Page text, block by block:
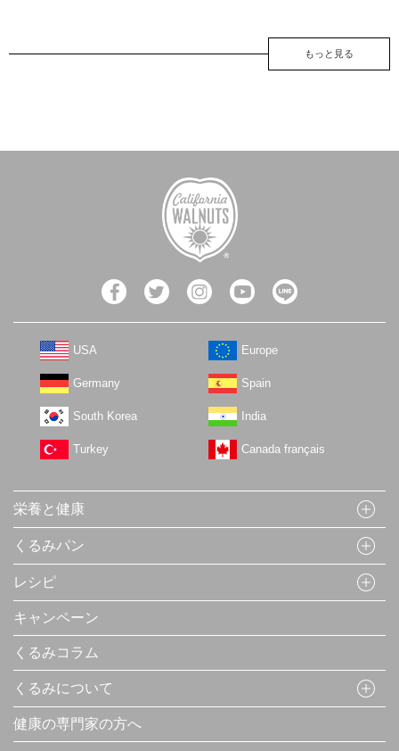
もっと見る
USA Europe
Germany Spain
South Korea India
Turkey Canada français
栄養と健康
くるみパン
レシピ
キャンペーン
くるみコラム
くるみについて
健康の専門家の方へ